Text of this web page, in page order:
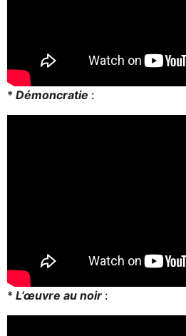
* Démoncratie :
* L’œuvre au noir :